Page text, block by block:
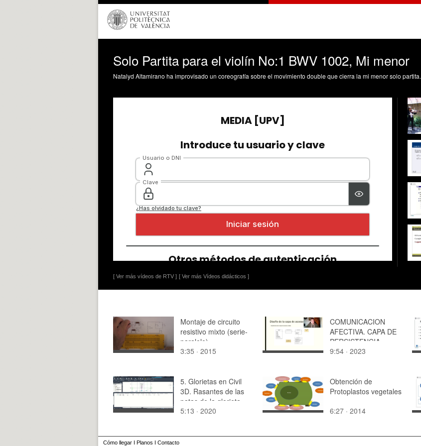
Solo Partita para el violín No:1 BWV 1002, Mi menor
Natalyd Altamirano ha improvisado un coreografía sobre el movimiento double que cierra la mi menor solo partita.
[ Ver más vídeos de RTV ] [ Ver más Vídeos didácticos ]
Montaje de circuito
resistivo mixto (serie-
paralelo)
3:35 · 2015
COMUNICACION
AFECTIVA. CAPA DE
PERSISTENCIA
9:54 · 2023
5. Glorietas en Civil
3D. Rasantes de las
patas de la glorieta
5:13 · 2020
Obtención de
Protoplastos vegetales
6:27 · 2014
Cómo llegar I Planos I Contacto